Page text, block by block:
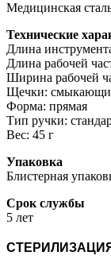
Медицинская
Технические
Длина
Длина рабочей
Ширина рабочей
Щечки:
Форма: прямая
Тип ручки:
Вес: 45 г
Упаковка
Блистерная
Срок службы
5 лет
СТЕРИЛИЗАЦИЯ